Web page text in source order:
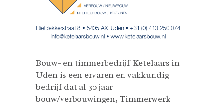
Bouw- en timmerbedrijf Ketelaars in
Uden is een ervaren en vakkundig
bedrijf dat al 30 jaar
bouw/verbouwingen, Timmerwerk